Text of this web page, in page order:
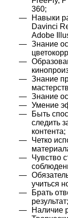
360;
Навыки
Davinci
Adobe
Знание
Знание
Знание
Умение
Быть
следить
контента;
Четко
Чувство
учиться
Брать
результат;
Наличие